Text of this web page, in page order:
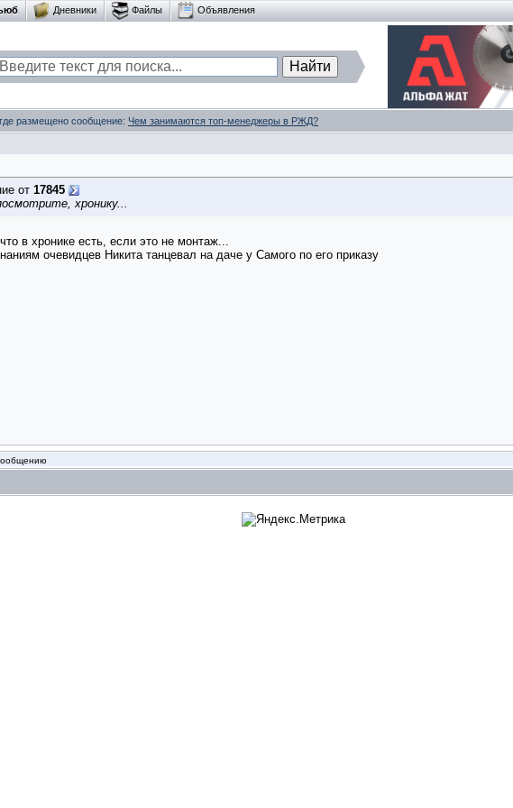
Дневники Файлы Объявления
размещено сообщение: Чем занимаются топ-менеджеры в РЖД?
от 17845
хронику...
в хронике есть, если это не монтаж...
очевидцев Никита танцевал на даче у Самого по его приказу